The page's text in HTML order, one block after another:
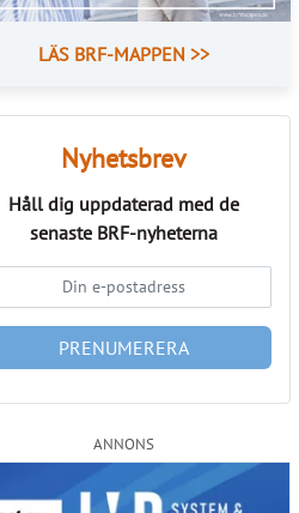
LÄS BRF-MAPPEN >>
Nyhetsbrev
Håll dig uppdaterad med de
senaste BRF-nyheterna
PRENUMERERA
ANNONS